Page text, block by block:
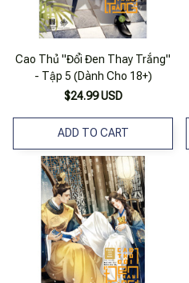
Cao Thủ "Đổi Đen Thay Trắng"
- Tập 5 (Dành Cho 18+)
$24.99 USD
ADD TO CART